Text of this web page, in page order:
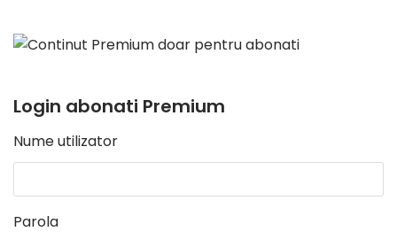
Login abonati Premium
Nume utilizator
Parola